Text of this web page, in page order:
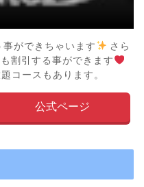
ができちゃいます
さら
割引する事ができます
コースもあります。
公式ページ